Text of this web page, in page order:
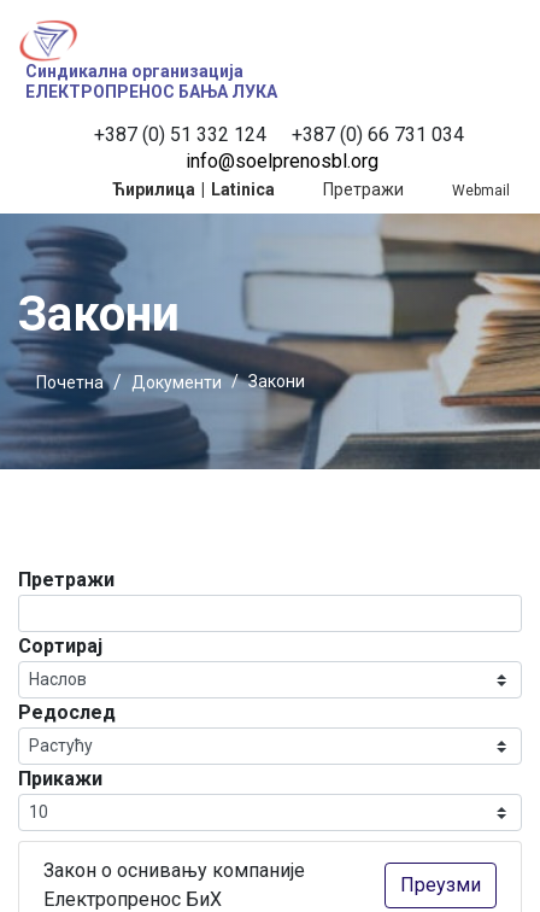
Синдикална организација
ЕЛЕКТРОПРЕНОС БАЊА ЛУКА
Ћирилица Latinica Претражи Webmail
info@soelprenosbl.org
+387 (0) 51 332 124 +387 (0) 66 731 034
Закони
Почетна Документи Закони
Претражи
Сортирај
Редослед
Прикажи
Закон о оснивању компаније
Електропренос БиХ
Преузми